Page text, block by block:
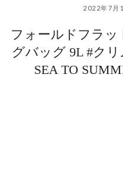
2022年7月
フォールドフラ
グバッグ 9L #クリ
SEA TO